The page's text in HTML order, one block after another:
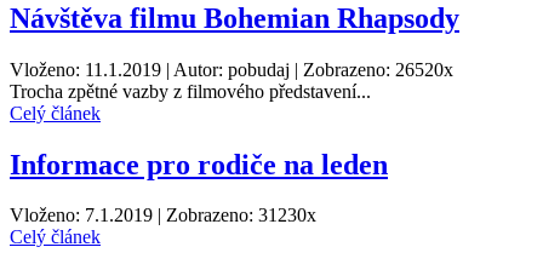
Návštěva filmu Bohemian Rhapsody
Vloženo: 11.1.2019 | Autor: pobudaj | Zobrazeno: 26520x
Trocha zpětné vazby z filmového představení...
Celý článek
Informace pro rodiče na leden
Vloženo: 7.1.2019 | Zobrazeno: 31230x
Celý článek